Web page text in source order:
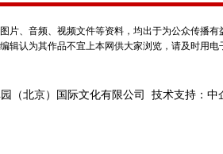
片、音频、视频文件等资料，均出于为公众传播
辑认为其作品不宜上本网供大家浏览，请及时用
（北京）国际文化有限公司 技术支持：